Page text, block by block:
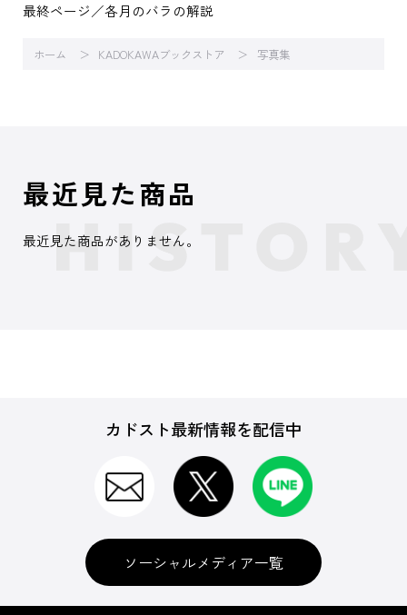
最終ページ／各月のバラの解説
ホーム KADOKAWAブックストア 写真集
最近見た商品
最近見た商品がありません。
カドスト最新情報を配信中
ソーシャルメディア一覧